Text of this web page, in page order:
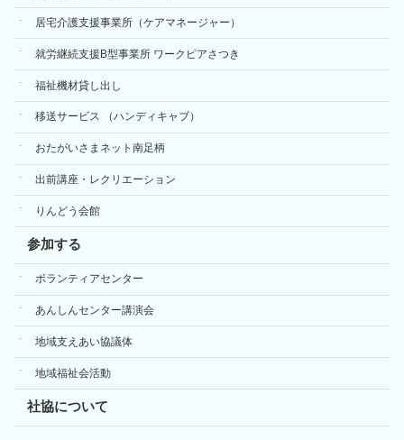
居宅介護支援事業所（ケアマネージャー）
就労継続支援B型事業所 ワークピアさつき
福祉機材貸し出し
移送サービス （ハンディキャブ）
おたがいさまネット南足柄
出前講座・レクリエーション
りんどう会館
参加する
ボランティアセンター
あんしんセンター講演会
地域支えあい協議体
地域福祉会活動
社協について